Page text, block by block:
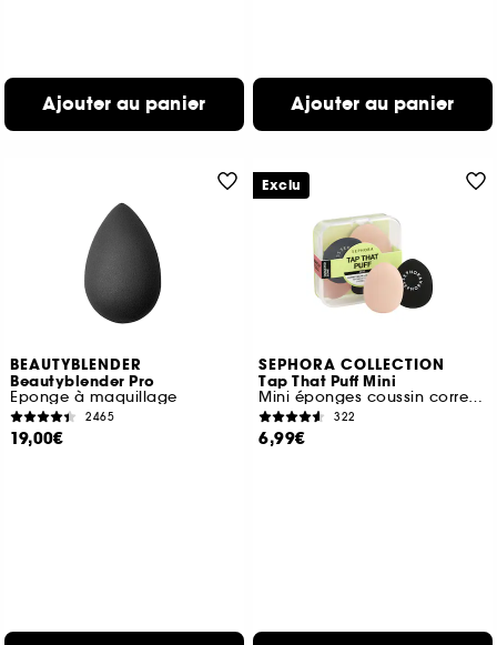
Ajouter au panier Ajouter au panier
BEAUTYBLENDER
Beautyblender Pro
Eponge à maquillage
2465
19,00€
SEPHORA COLLECTION
Tap That Puff Mini
Mini éponges coussin correction
322
6,99€
Exclu